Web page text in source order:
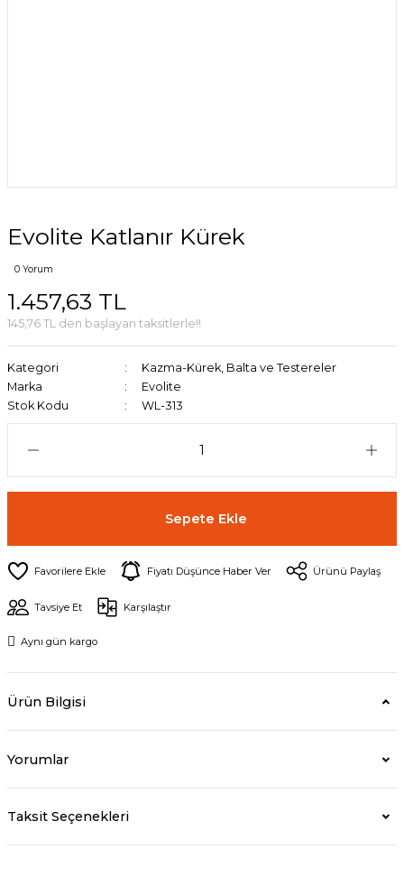
Evolite Katlanır Kürek
0 Yorum
1.457,63 TL
145,76 TL den başlayan taksitlerle!!
Kategori
Kazma-Kürek, Balta ve Testereler
Marka
Evolite
Stok Kodu
WL-313
Sepete Ekle
Fiyatı Düşünce Haber Ver Ürünü Paylaş
Tavsiye Et Karşılaştır
Aynı gün kargo
Ürün Bilgisi
Yorumlar
Taksit Seçenekleri